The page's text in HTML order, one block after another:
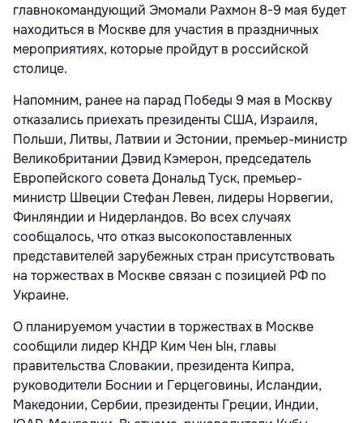
главнокомандующий Эмомали Рахмон 8-9 мая будет
находиться в Москве для участия в праздничных
мероприятиях, которые пройдут в российской
столице.
Напомним, ранее на парад Победы 9 мая в Москву
отказались приехать президенты США, Израиля,
Польши, Литвы, Латвии и Эстонии, премьер-министр
Великобритании Дэвид Кэмерон, председатель
Европейского совета Дональд Туск, премьер-
министр Швеции Стефан Левен, лидеры Норвегии,
Финляндии и Нидерландов. Во всех случаях
сообщалось, что отказ высокопоставленных
представителей зарубежных стран присутствовать
на торжествах в Москве связан с позицией РФ по
Украине.
О планируемом участии в торжествах в Москве
сообщили лидер КНДР Ким Чен Ын, главы
правительства Словакии, президента Кипра,
руководители Боснии и Герцеговины, Исландии,
Македонии, Сербии, президенты Греции, Индии,